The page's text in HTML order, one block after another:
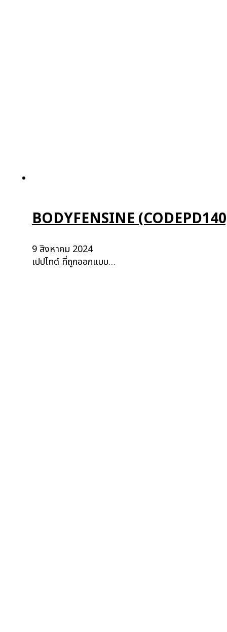
BODYFENSINE
9 สิงหาคม 2024
เปปไทด์ ที่ถูกออกแบบ…